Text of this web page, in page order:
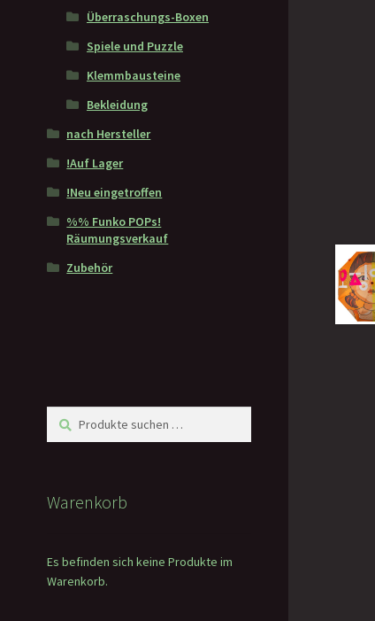
Überraschungs-Boxen
Spiele und Puzzle
Klemmbausteine
Bekleidung
nach Hersteller
!Auf Lager
!Neu eingetroffen
%% Funko POPs!
Räumungsverkauf
Zubehör
Suchen
nach:
Suchen
Warenkorb
Es befinden sich keine Produkte im
Warenkorb.